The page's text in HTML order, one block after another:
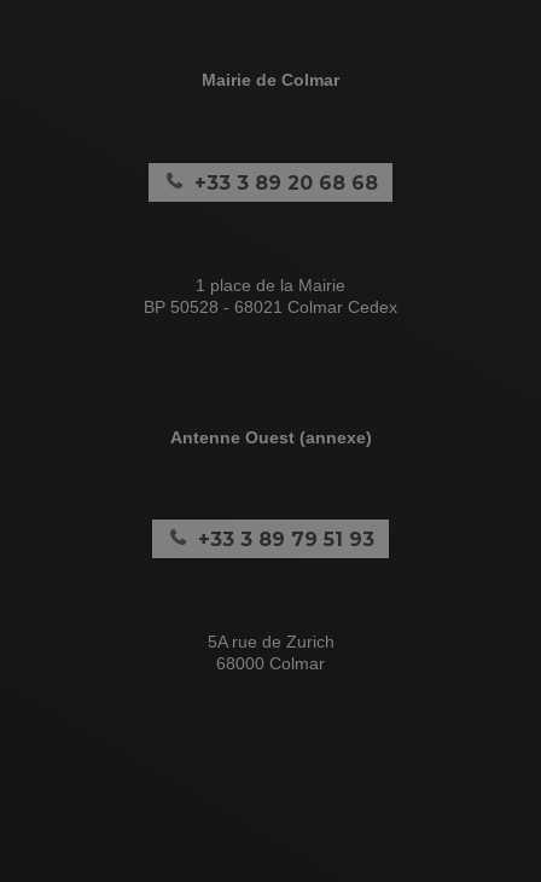
Mairie de Colmar
+33 3 89 20 68 68
1 place de la Mairie
BP 50528 - 68021 Colmar Cedex
Antenne Ouest (annexe)
+33 3 89 79 51 93
5A rue de Zurich
68000 Colmar